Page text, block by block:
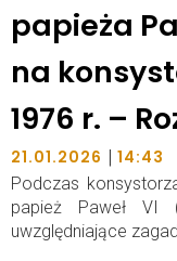
papieża
na
1976 r. –
21.01.2026 | 14:43
Podczas
papież Paweł VI
uwzględniające